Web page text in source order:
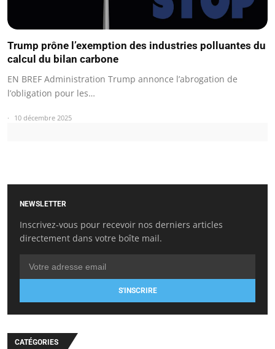
Trump prône l’exemption des industries polluantes du
calcul du bilan carbone
EN BREF Administration Trump annonce l’abrogation de
l’obligation pour les…
10 décembre 2025
NEWSLETTER
Inscrivez-vous pour recevoir nos derniers articles
directement dans votre boîte mail.
S'INSCRIRE
CATÉGORIES